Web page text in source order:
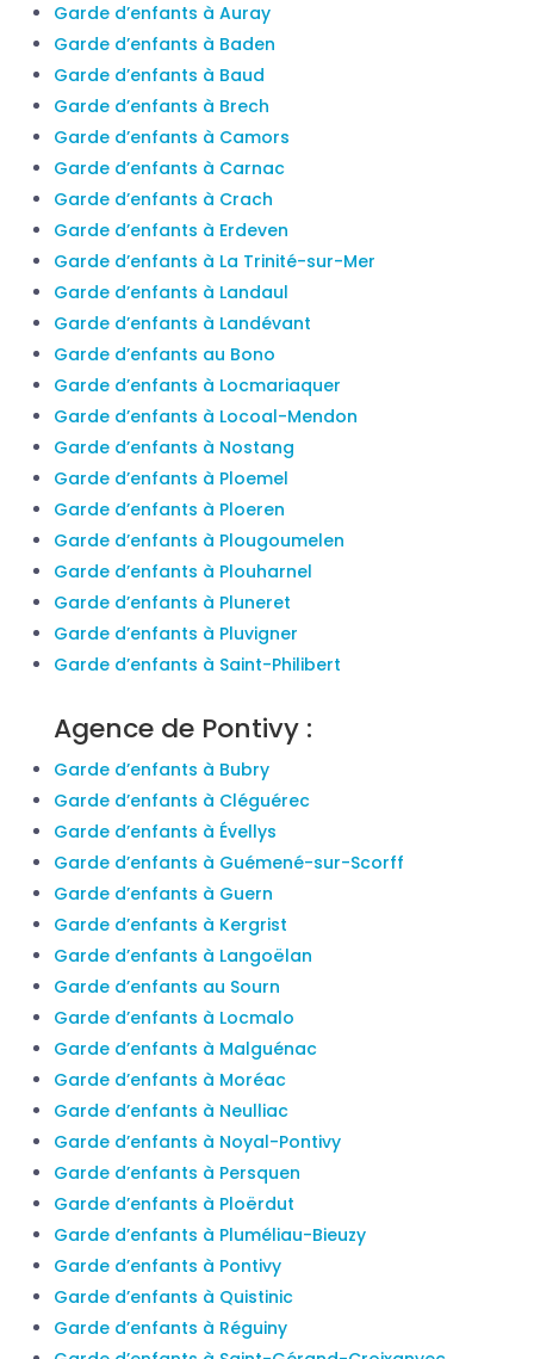
Garde d’enfants à Auray
Garde d’enfants à Baden
Garde d’enfants à Baud
Garde d’enfants à Brech
Garde d’enfants à Camors
Garde d’enfants à Carnac
Garde d’enfants à Crach
Garde d’enfants à Erdeven
Garde d’enfants à La Trinité-sur-Mer
Garde d’enfants à Landaul
Garde d’enfants à Landévant
Garde d’enfants au Bono
Garde d’enfants à Locmariaquer
Garde d’enfants à Locoal-Mendon
Garde d’enfants à Nostang
Garde d’enfants à Ploemel
Garde d’enfants à Ploeren
Garde d’enfants à Plougoumelen
Garde d’enfants à Plouharnel
Garde d’enfants à Pluneret
Garde d’enfants à Pluvigner
Garde d’enfants à Saint-Philibert
Agence de Pontivy :
Garde d’enfants à Bubry
Garde d’enfants à Cléguérec
Garde d’enfants à Évellys
Garde d’enfants à Guémené-sur-Scorff
Garde d’enfants à Guern
Garde d’enfants à Kergrist
Garde d’enfants à Langoëlan
Garde d’enfants au Sourn
Garde d’enfants à Locmalo
Garde d’enfants à Malguénac
Garde d’enfants à Moréac
Garde d’enfants à Neulliac
Garde d’enfants à Noyal-Pontivy
Garde d’enfants à Persquen
Garde d’enfants à Ploërdut
Garde d’enfants à Pluméliau-Bieuzy
Garde d’enfants à Pontivy
Garde d’enfants à Quistinic
Garde d’enfants à Réguiny